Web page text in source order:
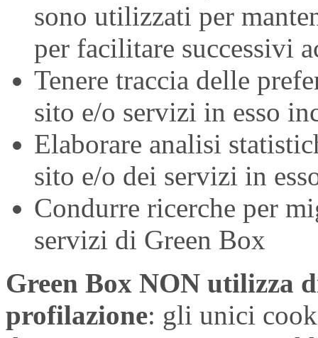
sono utilizzati per
per facilitare successivi
Tenere traccia delle
sito e/o servizi in esso
Elaborare analisi
sito e/o dei servizi in
Condurre ricerche per
servizi di Green Box
Green Box NON utilizza
profilazione: gli unici